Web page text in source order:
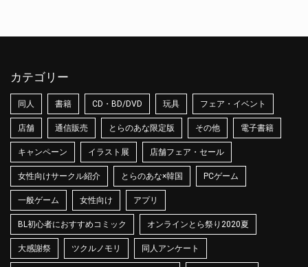
カテゴリー
同人 書籍 CD・BD/DVD 玩具 フェア・イベント
店舗 通信販売 とらのあな限定版 その他 電子書籍
キャンペーン イラスト展 店舗フェア・セール
女性向けサークル紹介 とらのあな×韓国 PCゲーム
一般ゲーム 女性向け アプリ
BL初心者におすすめコミック オンラインとら祭り2020夏
大感謝祭 ツクルノモリ 同人アンケート